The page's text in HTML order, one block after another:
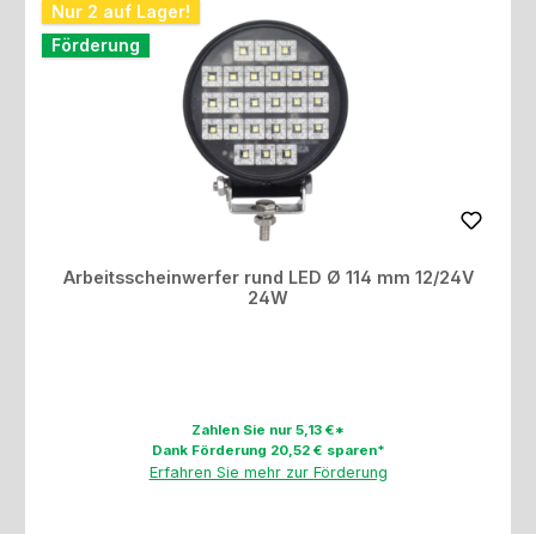
Nur 2 auf Lager!
Förderung
Arbeitsscheinwerfer rund LED Ø 114 mm 12/24V
24W
Zahlen Sie nur 5,13 €*
Dank Förderung 20,52 € sparen*
Erfahren Sie mehr zur Förderung